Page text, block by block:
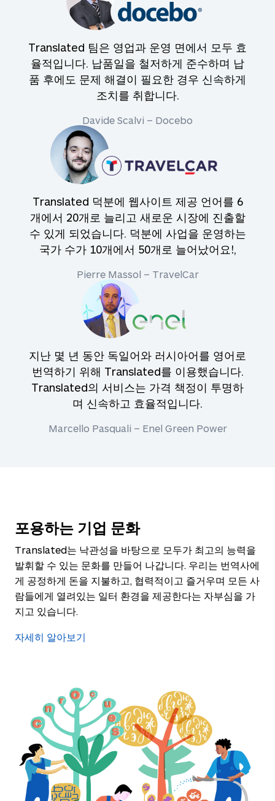
Translated 팀은 영업과 운영 면에서 모두 효
율적입니다. 납품일을 철저하게 준수하며 납
품 후에도 문제 해결이 필요한 경우 신속하게
조치를 취합니다.
Davide Scalvi – Docebo
Translated 덕분에 웹사이트 제공 언어를 6
개에서 20개로 늘리고 새로운 시장에 진출할
수 있게 되었습니다. 덕분에 사업을 운영하는
국가 수가 10개에서 50개로 늘어났어요!,
Pierre Massol – TravelCar
지난 몇 년 동안 독일어와 러시아어를 영어로
번역하기 위해 Translated를 이용했습니다.
Translated의 서비스는 가격 책정이 투명하
며 신속하고 효율적입니다.
Marcello Pasquali – Enel Green Power
포용하는 기업 문화
Translated는 낙관성을 바탕으로 모두가 최고의 능력을
발휘할 수 있는 문화를 만들어 나갑니다. 우리는 번역사에
게 공정하게 돈을 지불하고, 협력적이고 즐거우며 모든 사
람들에게 열려있는 일터 환경을 제공한다는 자부심을 가
지고 있습니다.
자세히 알아보기